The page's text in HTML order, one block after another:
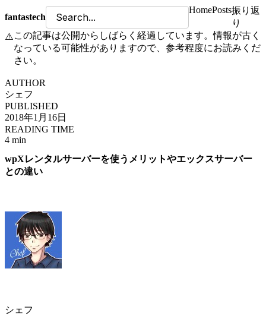
fantastech
HomePosts振り返
り
⚠️この記事は公開からしばらく経過しています。情報が古く
なっている可能性がありますので、参考程度にお読みくだ
さい。
AUTHOR
シェフ
PUBLISHED
2018年1月16日
READING TIME
4 min
wpXレンタルサーバーを使うメリットやエックスサーバー
との違い
シェフ